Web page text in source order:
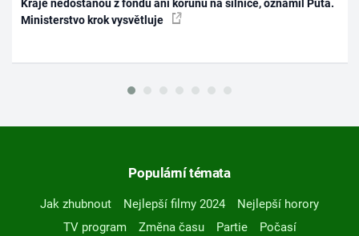
Kraje nedostanou z fondu ani korunu na silnice, oznámil Půta.
Ministerstvo krok vysvětluje
Populární témata
Jak zhubnout Nejlepší filmy 2024
Nejlepší horory
TV program
Změna času Partie
Počasí